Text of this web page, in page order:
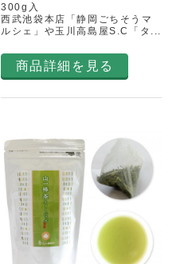
300g入
西武池袋本店「静岡ごちそうマ
ルシェ」や玉川高島屋S.C「タ...
商品詳細を見る